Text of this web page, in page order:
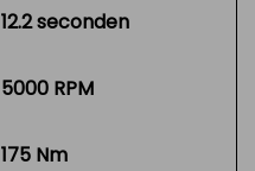
12.2 seconden
5000 RPM
175 Nm